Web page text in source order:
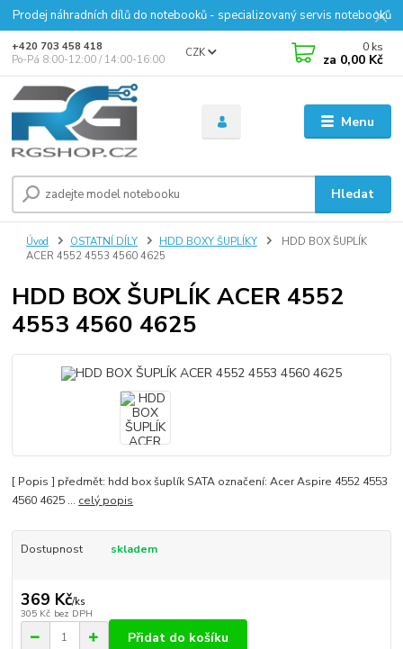
Prodej náhradních dílů do notebooků - specializovaný servis notebooků
Menu
CZK
Hledat
+420 703 458 418
Po-Pá 8:00-12:00 / 14:00-16:00
0 ks
za 0,00 Kč
Úvod OSTATNÍ DÍLY HDD BOXY ŠUPLÍKY
HDD BOX ŠUPLÍK
ACER 4552 4553 4560 4625
HDD BOX ŠUPLÍK ACER 4552
4553 4560 4625
[ Popis ] předmět: hdd box šuplík SATA označení: Acer Aspire 4552 4553
4560 4625 ... celý popis
Dostupnost skladem
369 Kč/ks
305 Kč bez DPH
Přidat do košíku